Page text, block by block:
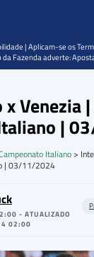
Venezia
|
Italiano >
| 03/11/2024
- ATUALIZADO
02:00
| Aplicam-se os
Fazenda adverte: